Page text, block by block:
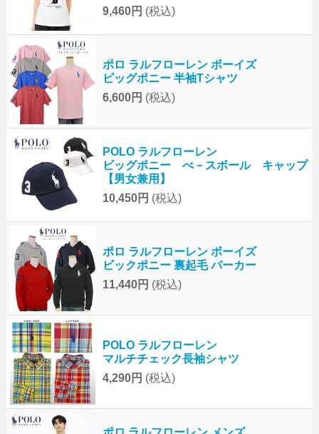
9,460円 (税込)
ポロ ラルフローレン ボーイズ
ビッグポニー 半袖Tシャツ
6,600円 (税込)
POLO ラルフローレン
ビッグポニー べ－スボール キャップ
【男女兼用】
10,450円 (税込)
ポロ ラルフローレン ボーイズ
ビックポニー 裏起毛 パーカー
11,440円 (税込)
POLO ラルフローレン
マルチチェック長袖シャツ
4,290円 (税込)